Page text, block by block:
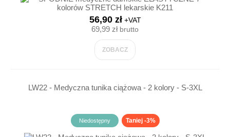
56,90 zł+VAT
69,99 złbrutto
ZOBACZ
LW22 - Medyczna tunika ciążowa - 2 kolory - S-3XL
Niedostępny Taniej -3%